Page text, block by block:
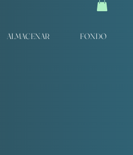
ALMACENAR FONDO